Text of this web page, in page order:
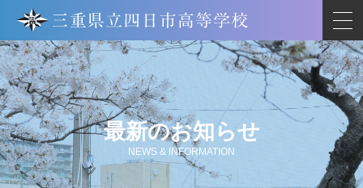
最新のお知らせ
NEWS & INFORMATION